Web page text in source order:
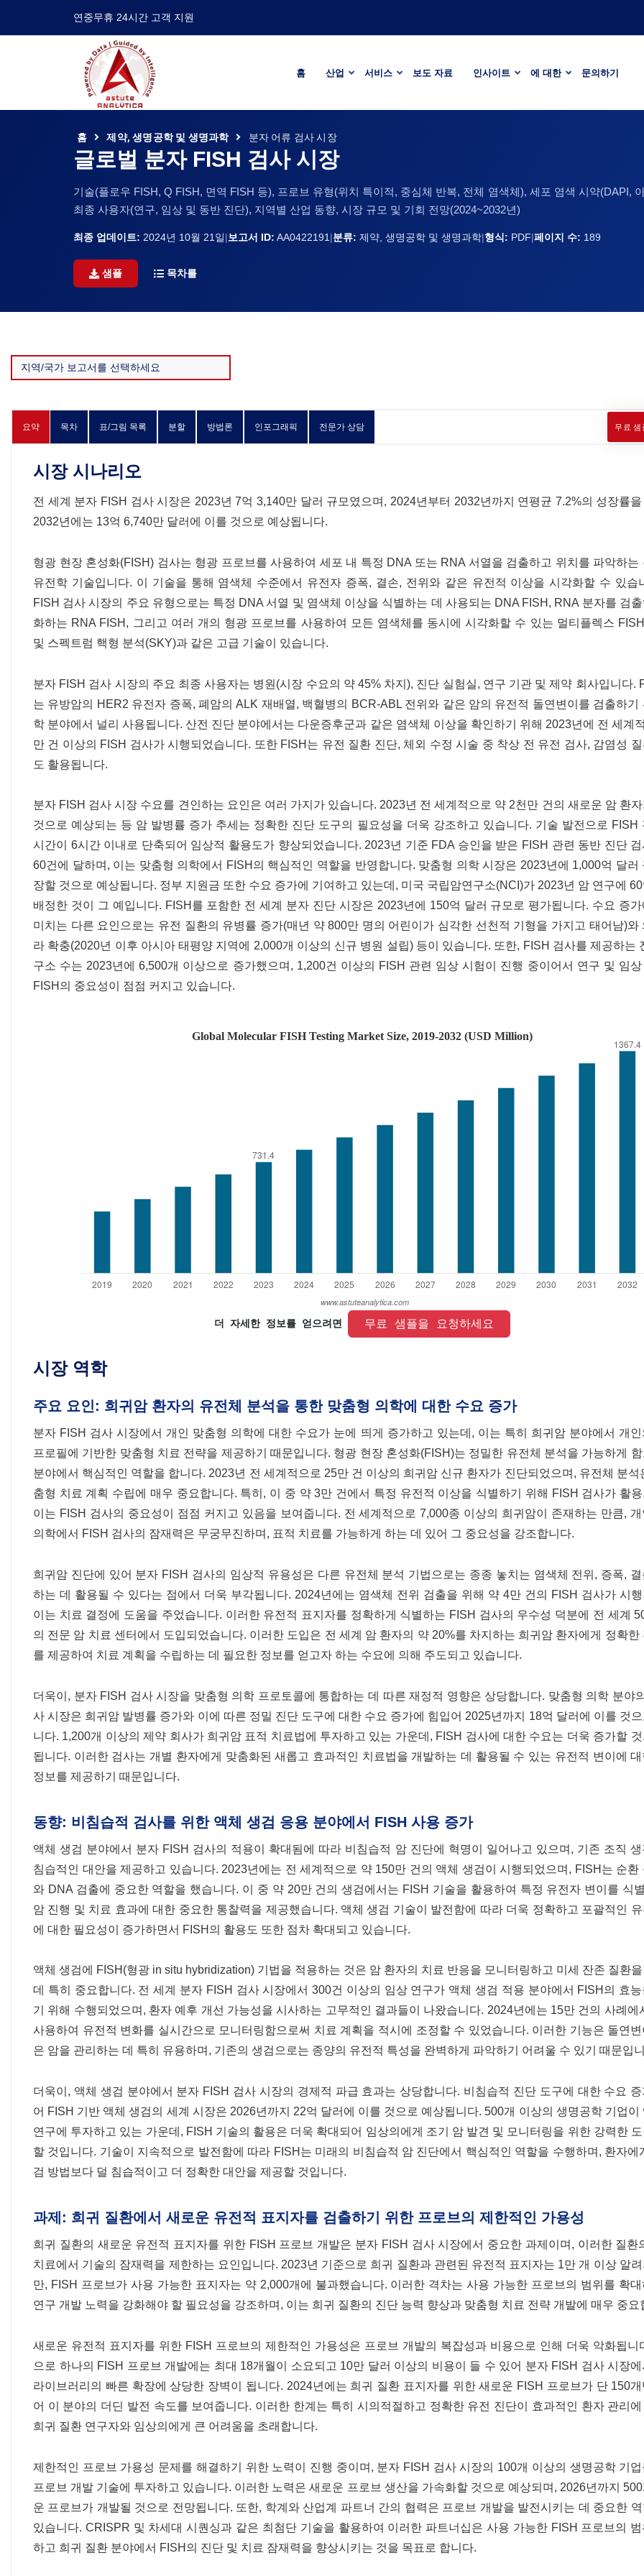
연중무휴 24시간 고객 지원
홈 산업 서비스 보도 자료 인사이트 에 대한 문의하기
홈 제약, 생명공학 및 생명과학 분자 어류 검사 시장
글로벌 분자 FISH 검사 시장
기술(플로우 FISH, Q FISH, 면역 FISH 등), 프로브 유형(위치 특이적, 중심체 반복, 전체 염색체), 세포 염색 시약(DAPI,
최종 사용자(연구, 임상 및 동반 진단), 지역별 산업 동향, 시장 규모 및 기회 전망(2024~2032년)
최종 업데이트: 2024년 10월 21일|보고서 ID: AA0422191 |분류: 제약, 생명공학 및 생명과학|형식: PDF|페이지 수: 189
샘플 목차를
요약 목차 표/그림 목록 분할 방법론 인포그래픽 전문가 상담 무료 샘
시장 시나리오
전 세계 분자 FISH 검사 시장은 2023년 7억 3,140만 달러 규모였으며, 2024년부터 2032년까지 연평균 7.2%의 성장률
2032년에는 13억 6,740만 달러에 이를 것으로 예상됩니다.
형광 현장 혼성화(FISH) 검사는 형광 프로브를 사용하여 세포 내 특정 DNA 또는 RNA 서열을 검출하고 위치를 파악하는
유전학 기술입니다. 이 기술을 통해 염색체 수준에서 유전자 증폭, 결손, 전위와 같은 유전적 이상을 시각화할 수 있습
FISH 검사 시장의 주요 유형으로는 특정 DNA 서열 및 염색체 이상을 식별하는 데 사용되는 DNA FISH, RNA 분자를 검
화하는 RNA FISH, 그리고 여러 개의 형광 프로브를 사용하여 모든 염색체를 동시에 시각화할 수 있는 멀티플렉스
및 스펙트럼 핵형 분석(SKY)과 같은 고급 기술이 있습니다.
분자 FISH 검사 시장의 주요 최종 사용자는 병원(시장 수요의 약 45% 차지), 진단 실험실, 연구 기관 및 제약 회사입니다.
는 유방암의 HER2 유전자 증폭, 폐암의 ALK 재배열, 백혈병의 BCR-ABL 전위와 같은 암의 유전적 돌연변이를 검출하기
학 분야에서 널리 사용됩니다. 산전 진단 분야에서는 다운증후군과 같은 염색체 이상을 확인하기 위해 2023년에 전 세계
만 건 이상의 FISH 검사가 시행되었습니다. 또한 FISH는 유전 질환 진단, 체외 수정 시술 중 착상 전 유전 검사, 감염성
도 활용됩니다.
분자 FISH 검사 시장 수요를 견인하는 요인은 여러 가지가 있습니다. 2023년 전 세계적으로 약 2천만 건의 새로운 암 환
것으로 예상되는 등 암 발병률 증가 추세는 정확한 진단 도구의 필요성을 더욱 강조하고 있습니다. 기술 발전으로 FISH
시간이 6시간 이내로 단축되어 임상적 활용도가 향상되었습니다. 2023년 기준 FDA 승인을 받은 FISH 관련 동반 진단
60건에 달하며, 이는 맞춤형 의학에서 FISH의 핵심적인 역할을 반영합니다. 맞춤형 의학 시장은 2023년에 1,000억 달러
장할 것으로 예상됩니다. 정부 지원금 또한 수요 증가에 기여하고 있는데, 미국 국립암연구소(NCI)가 2023년 암 연구에
배정한 것이 그 예입니다. FISH를 포함한 전 세계 분자 진단 시장은 2023년에 150억 달러 규모로 평가됩니다. 수요 증
미치는 다른 요인으로는 유전 질환의 유병률 증가(매년 약 800만 명의 어린이가 심각한 선천적 기형을 가지고 태어남)와
라 확충(2020년 이후 아시아 태평양 지역에 2,000개 이상의 신규 병원 설립) 등이 있습니다. 또한, FISH 검사를 제공하는
구소 수는 2023년에 6,500개 이상으로 증가했으며, 1,200건 이상의 FISH 관련 임상 시험이 진행 중이어서 연구 및 임
FISH의 중요성이 점점 커지고 있습니다.
더 자세한 정보를 얻으려면 무료 샘플을 요청하세요
시장 역학
주요 요인: 희귀암 환자의 유전체 분석을 통한 맞춤형 의학에 대한 수요 증가
분자 FISH 검사 시장에서 개인 맞춤형 의학에 대한 수요가 눈에 띄게 증가하고 있는데, 이는 특히 희귀암 분야에서 개
프로필에 기반한 맞춤형 치료 전략을 제공하기 때문입니다. 형광 현장 혼성화(FISH)는 정밀한 유전체 분석을 가능하게
분야에서 핵심적인 역할을 합니다. 2023년 전 세계적으로 25만 건 이상의 희귀암 신규 환자가 진단되었으며, 유전체 분석
춤형 치료 계획 수립에 매우 중요합니다. 특히, 이 중 약 3만 건에서 특정 유전적 이상을 식별하기 위해 FISH 검사가 활
이는 FISH 검사의 중요성이 점점 커지고 있음을 보여줍니다. 전 세계적으로 7,000종 이상의 희귀암이 존재하는 만큼,
의학에서 FISH 검사의 잠재력은 무궁무진하며, 표적 치료를 가능하게 하는 데 있어 그 중요성을 강조합니다.
희귀암 진단에 있어 분자 FISH 검사의 임상적 유용성은 다른 유전체 분석 기법으로는 종종 놓치는 염색체 전위, 증폭,
하는 데 활용될 수 있다는 점에서 더욱 부각됩니다. 2024년에는 염색체 전위 검출을 위해 약 4만 건의 FISH 검사가 시
이는 치료 결정에 도움을 주었습니다. 이러한 유전적 표지자를 정확하게 식별하는 FISH 검사의 우수성 덕분에 전 세계
의 전문 암 치료 센터에서 도입되었습니다. 이러한 도입은 전 세계 암 환자의 약 20%를 차지하는 희귀암 환자에게 정확한
를 제공하여 치료 계획을 수립하는 데 필요한 정보를 얻고자 하는 수요에 의해 주도되고 있습니다.
더욱이, 분자 FISH 검사 시장을 맞춤형 의학 프로토콜에 통합하는 데 따른 재정적 영향은 상당합니다. 맞춤형 의학 분야
사 시장은 희귀암 발병률 증가와 이에 따른 정밀 진단 도구에 대한 수요 증가에 힘입어 2025년까지 18억 달러에 이를 것
니다. 1,200개 이상의 제약 회사가 희귀암 표적 치료법에 투자하고 있는 가운데, FISH 검사에 대한 수요는 더욱 증가할
됩니다. 이러한 검사는 개별 환자에게 맞춤화된 새롭고 효과적인 치료법을 개발하는 데 활용될 수 있는 유전적 변이에
정보를 제공하기 때문입니다.
동향: 비침습적 검사를 위한 액체 생검 응용 분야에서 FISH 사용 증가
액체 생검 분야에서 분자 FISH 검사의 적용이 확대됨에 따라 비침습적 암 진단에 혁명이 일어나고 있으며, 기존 조직
침습적인 대안을 제공하고 있습니다. 2023년에는 전 세계적으로 약 150만 건의 액체 생검이 시행되었으며, FISH는 순환
와 DNA 검출에 중요한 역할을 했습니다. 이 중 약 20만 건의 생검에서는 FISH 기술을 활용하여 특정 유전자 변이를 식
암 진행 및 치료 효과에 대한 중요한 통찰력을 제공했습니다. 액체 생검 기술이 발전함에 따라 더욱 정확하고 포괄적인
에 대한 필요성이 증가하면서 FISH의 활용도 또한 점차 확대되고 있습니다.
액체 생검에 FISH(형광 in situ hybridization) 기법을 적용하는 것은 암 환자의 치료 반응을 모니터링하고 미세 잔존 질환
데 특히 중요합니다. 전 세계 분자 FISH 검사 시장에서 300건 이상의 임상 연구가 액체 생검 적용 분야에서 FISH의 효
기 위해 수행되었으며, 환자 예후 개선 가능성을 시사하는 고무적인 결과들이 나왔습니다. 2024년에는 15만 건의 사례에
사용하여 유전적 변화를 실시간으로 모니터링함으로써 치료 계획을 적시에 조정할 수 있었습니다. 이러한 기능은 돌연
은 암을 관리하는 데 특히 유용하며, 기존의 생검으로는 종양의 유전적 특성을 완벽하게 파악하기 어려울 수 있기 때문입
더욱이, 액체 생검 분야에서 분자 FISH 검사 시장의 경제적 파급 효과는 상당합니다. 비침습적 진단 도구에 대한 수요
어 FISH 기반 액체 생검의 세계 시장은 2026년까지 22억 달러에 이를 것으로 예상됩니다. 500개 이상의 생명공학 기업이
연구에 투자하고 있는 가운데, FISH 기술의 활용은 더욱 확대되어 임상의에게 조기 암 발견 및 모니터링을 위한 강력한
할 것입니다. 기술이 지속적으로 발전함에 따라 FISH는 미래의 비침습적 암 진단에서 핵심적인 역할을 수행하며, 환자에
검 방법보다 덜 침습적이고 더 정확한 대안을 제공할 것입니다.
과제: 희귀 질환에서 새로운 유전적 표지자를 검출하기 위한 프로브의 제한적인 가용성
희귀 질환의 새로운 유전적 표지자를 위한 FISH 프로브 개발은 분자 FISH 검사 시장에서 중요한 과제이며, 이러한 질환
치료에서 기술의 잠재력을 제한하는 요인입니다. 2023년 기준으로 희귀 질환과 관련된 유전적 표지자는 1만 개 이상 알
만, FISH 프로브가 사용 가능한 표지자는 약 2,000개에 불과했습니다. 이러한 격차는 사용 가능한 프로브의 범위를 확
연구 개발 노력을 강화해야 할 필요성을 강조하며, 이는 희귀 질환의 진단 능력 향상과 맞춤형 치료 전략 개발에 매우 ​​중요
새로운 유전적 표지자를 위한 FISH 프로브의 제한적인 가용성은 프로브 개발의 복잡성과 비용으로 인해 더욱 악화됩니
으로 하나의 FISH 프로브 개발에는 최대 18개월이 소요되고 10만 달러 이상의 비용이 들 수 있어 분자 FISH 검사 시장
라이브러리의 빠른 확장에 상당한 장벽이 됩니다. 2024년에는 희귀 질환 표지자를 위한 새로운 FISH 프로브가 단 150
어 이 분야의 더딘 발전 속도를 보여줍니다. 이러한 한계는 특히 시의적절하고 정확한 유전 진단이 효과적인 환자 관리
희귀 질환 연구자와 임상의에게 큰 어려움을 초래합니다.
제한적인 프로브 가용성 문제를 해결하기 위한 노력이 진행 중이며, 분자 FISH 검사 시장의 100개 이상의 생명공학 기
프로브 개발 기술에 투자하고 있습니다. 이러한 노력은 새로운 프로브 생산을 가속화할 것으로 예상되며, 2026년까지
운 프로브가 개발될 것으로 전망됩니다. 또한, 학계와 산업계 파트너 간의 협력은 프로브 개발을 발전시키는 데 중요한
있습니다. CRISPR 및 차세대 시퀀싱과 같은 최첨단 기술을 활용하여 이러한 파트너십은 사용 가능한 FISH 프로브의
하고 희귀 질환 분야에서 FISH의 진단 및 치료 잠재력을 향상시키는 것을 목표로 합니다.